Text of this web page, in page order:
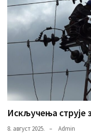
Искључења струје
8. август 2025. Admin